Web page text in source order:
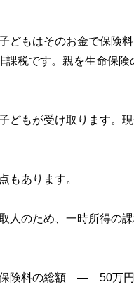
どもはそのお金で保険
課税です。親を生命保
どもが受け取ります。
もあります。
人のため、一時所得の課
険料の総額 ― 50万円